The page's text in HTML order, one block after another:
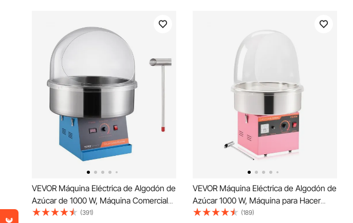
VEVOR Máquina Eléctrica de Algodón de
Azúcar de 1000 W, Máquina Comercial
de Algodón de Azúcar con Tapa, Tazón
(391)
VEVOR Máquina Eléctrica de Algodón de
Azúcar 1000 W, Máquina para Hacer
Algodón de Azúcar con Tapa, Recipiente
(189)